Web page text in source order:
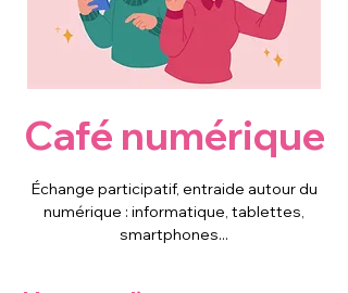
Café numérique
Échange participatif, entraide autour du
numérique : informatique, tablettes,
smartphones...